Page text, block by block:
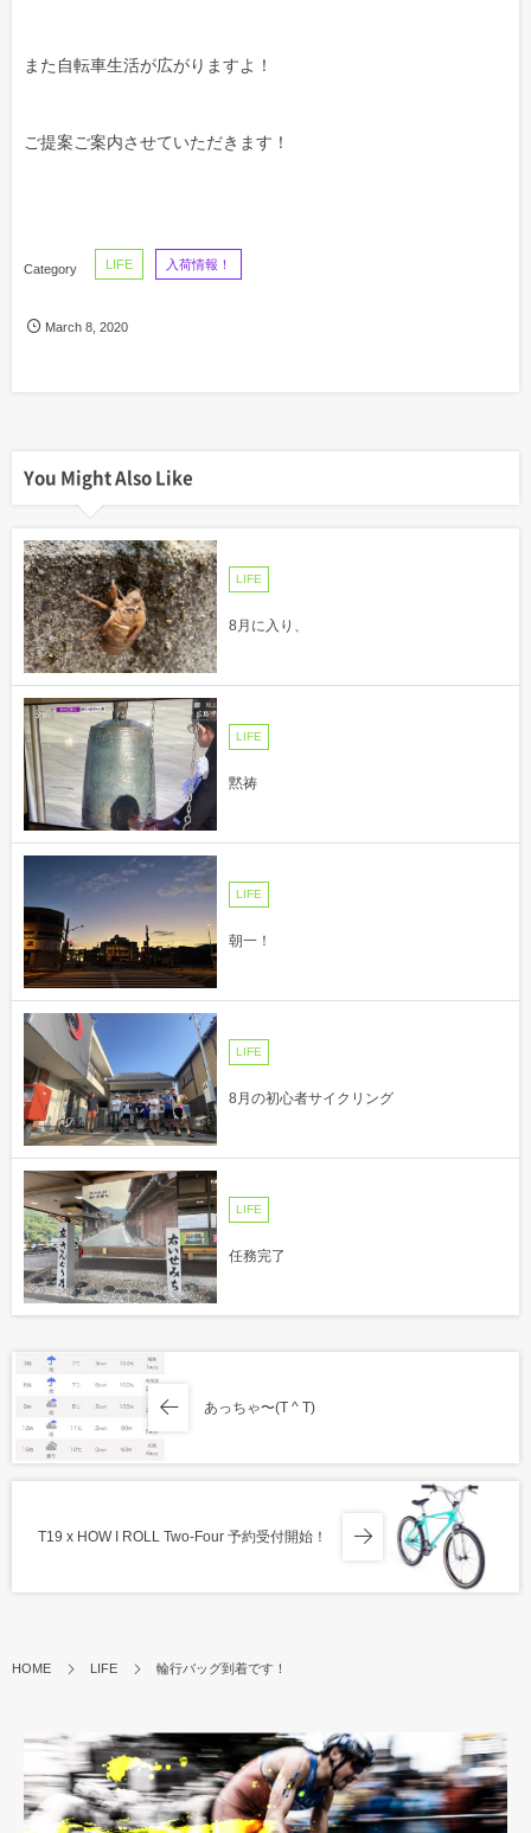
また自転車生活が広がりますよ！
ご提案ご案内させていただきます！
LIFE 入荷情報！
March 8 ,2020
You Might Also Like
LIFE
8月に入り、
LIFE
黙祷
LIFE
朝一！
LIFE
8月の初心者サイクリング
LIFE
任務完了
あっちゃ〜(T ^ T)
T19 x HOW I ROLL Two-Four 予約受付開始！
HOME LIFE 輪行バッグ到着です！